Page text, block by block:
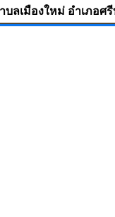
รีบุญเรือง จังหวัดห